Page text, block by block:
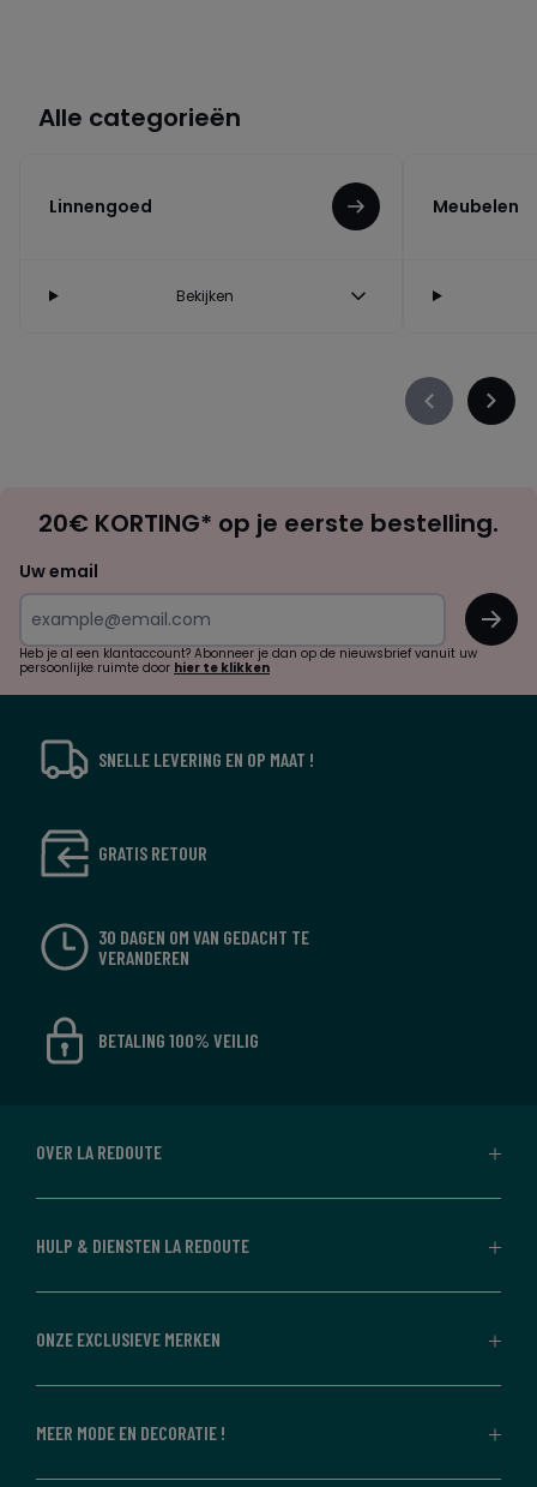
Alle categorieën
Linnengoed
Bekijken
Meubelen
Précédent
zoek
inspiratie
verrassingen?
20€ KORTING* op je eerste bestelling.
Uw email
OK
Heb je al een klantaccount? Abonneer je dan op de nieuwsbrief vanuit uw
persoonlijke ruimte door hier te klikken
SNELLE LEVERING EN OP MAAT !
GRATIS RETOUR
30 DAGEN OM VAN GEDACHT TE
VERANDEREN
BETALING 100% VEILIG
OVER LA REDOUTE
HULP & DIENSTEN LA REDOUTE
ONZE EXCLUSIEVE MERKEN
MEER MODE EN DECORATIE !